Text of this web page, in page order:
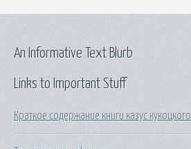
Links to Important Stuff
Краткое содержание книги казус кукоцкого
An Informative Text Blurb